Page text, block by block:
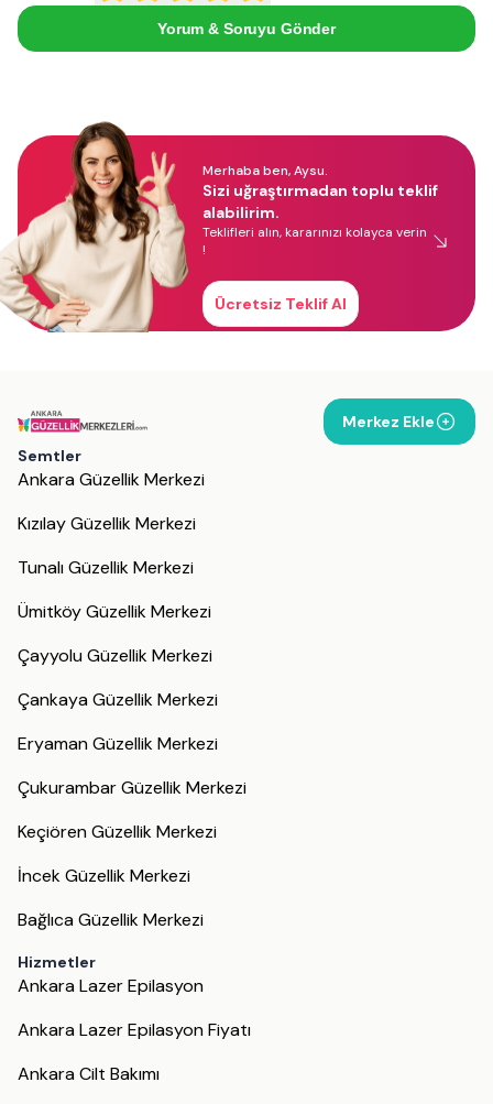
Yorum & Soruyu Gönder
Merhaba ben, Aysu.
Sizi uğraştırmadan toplu teklif
alabilirim.
Teklifleri alın, kararınızı kolayca verin
!
Ücretsiz Teklif Al
Merkez Ekle
Semtler
Ankara Güzellik Merkezi
Kızılay Güzellik Merkezi
Tunalı Güzellik Merkezi
Ümitköy Güzellik Merkezi
Çayyolu Güzellik Merkezi
Çankaya Güzellik Merkezi
Eryaman Güzellik Merkezi
Çukurambar Güzellik Merkezi
Keçiören Güzellik Merkezi
İncek Güzellik Merkezi
Bağlıca Güzellik Merkezi
Hizmetler
Ankara Lazer Epilasyon
Ankara Lazer Epilasyon Fiyatı
Ankara Cilt Bakımı